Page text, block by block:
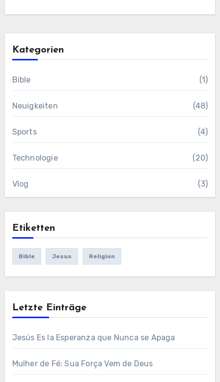
Kategorien
Bible (1)
Neuigkeiten (48)
Sports (4)
Technologie (20)
Vlog (3)
Etiketten
Bible Jesus Religion
Letzte Einträge
Jesús Es la Esperanza que Nunca se Apaga
Mulher de Fé: Sua Força Vem de Deus